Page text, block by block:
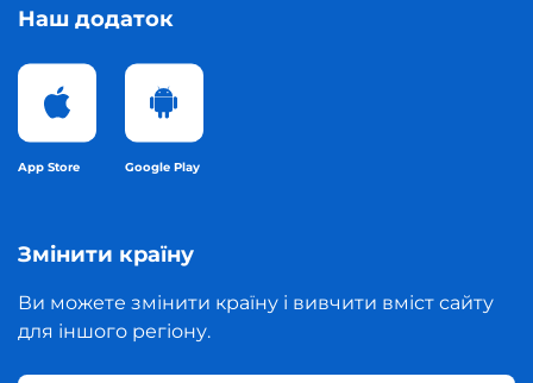
Наш додаток
App Store Google Play
Змінити країну
Ви можете змінити країну і вивчити вміст сайту
для іншого регіону.